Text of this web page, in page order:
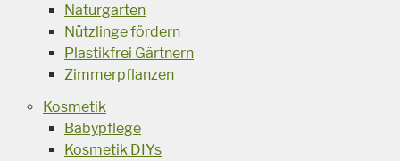
Naturgarten
Nützlinge fördern
Plastikfrei Gärtnern
Zimmerpflanzen
Kosmetik
Babypflege
Kosmetik DIYs